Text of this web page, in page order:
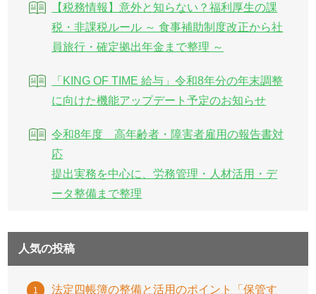
【税務情報】意外と知らない？福利厚生の課
税・非課税ルール ～ 食事補助制度改正から社
員旅行・確定拠出年金まで整理 ～
「KING OF TIME 給与」令和8年分の年末調整
に向けた機能アップデート予定のお知らせ
令和8年度 高年齢者・障害者雇用の報告書対
応
提出実務を中心に、労務管理・人材活用・デ
ータ整備まで整理
人気の投稿
法定四帳簿の整備と活用のポイント「保管す